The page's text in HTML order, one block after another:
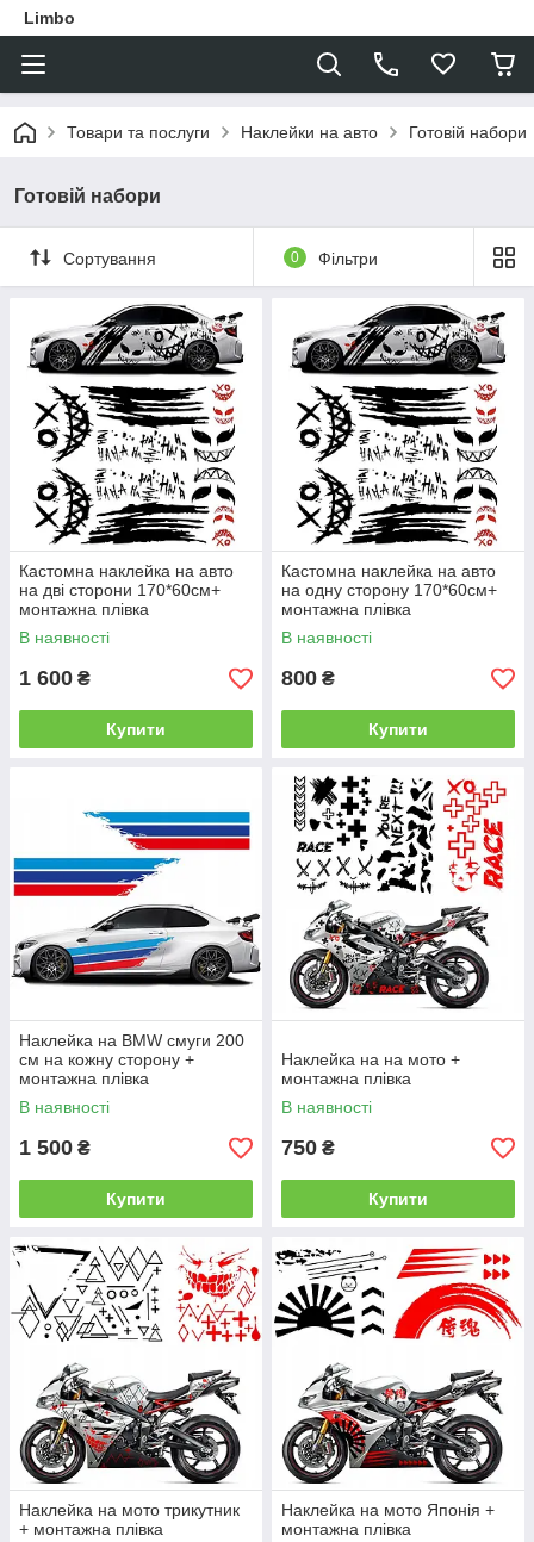
Limbo
Товари та послуги Наклейки на авто Готовій набори
Готовій набори
Сортування 0 Фільтри
Кастомна наклейка на авто
на дві сторони 170*60см+
монтажна плівка
В наявності
1 600 ₴
Купити
Кастомна наклейка на авто
на одну сторону 170*60см+
монтажна плівка
В наявності
800 ₴
Купити
Наклейка на BMW смуги 200
см на кожну сторону +
монтажна плівка
В наявності
1 500 ₴
Купити
Наклейка на на мото +
монтажна плівка
В наявності
750 ₴
Купити
Наклейка на мото трикутник
+ монтажна плівка
Наклейка на мото Японія +
монтажна плівка